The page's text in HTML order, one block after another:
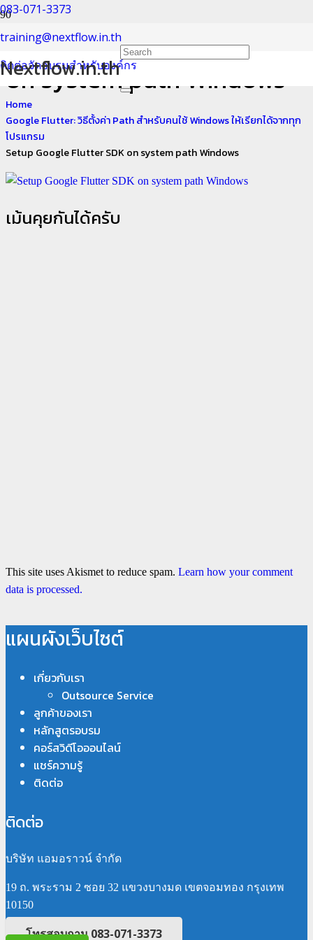
083-071-3373
training@nextflow.in.th
ติดต่อจัดอบรมสำหรับองค์กร
Nextflow.in.th
Setup Google Flutter SDK
on system path Windows
Home
Google Flutter: วิธีตั้งค่า Path สำหรับคนใช้ Windows ให้เรียกได้จากทุก
โปรแกรม
Setup Google Flutter SDK on system path Windows
เม้นคุยกันได้ครับ
This site uses Akismet to reduce spam. Learn how your comment
data is processed.
แผนผังเว็บไซต์
เกี่ยวกับเรา
Outsource Service
ลูกค้าของเรา
หลักสูตรอบรม
คอร์สวิดีโอออนไลน์
แชร์ความรู้
ติดต่อ
ติดต่อ
บริษัท แอมอราวน์ จำกัด
19 ถ. พระราม 2 ซอย 32 แขวงบางมด เขตจอมทอง กรุงเทพ
10150
โทรสอบถาม 083-071-3373